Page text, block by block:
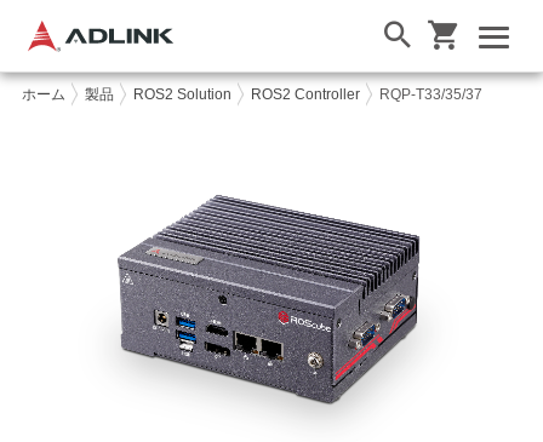
ホーム 製品 ROS2 Solution ROS2 Controller RQP-T33/35/37